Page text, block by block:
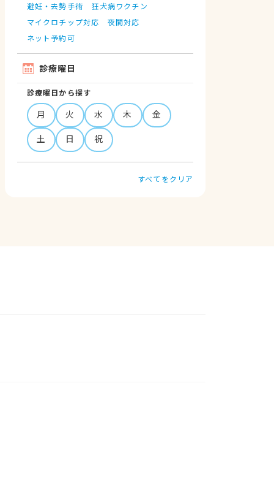
避妊・去勢手術
狂犬病ワクチン
マイクロチップ対応
夜間対応
ネット予約可
診療曜日
診療曜日から探す
月 火 水 木
金
土
日 祝
すべてをクリア